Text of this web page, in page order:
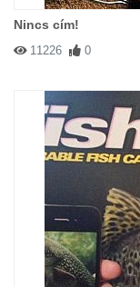
Nincs cím!
11226 0